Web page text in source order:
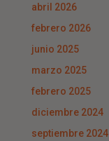
abril 2026
febrero 2026
junio 2025
marzo 2025
febrero 2025
diciembre 2024
septiembre 2024